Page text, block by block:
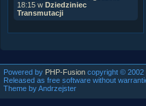
18:15 w Dziedziniec
Transmutacji
Powered by PHP-Fusion copyright © 2002
Released as free software without
Theme by Andrzejster